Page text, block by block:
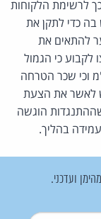
לרשימת הלקוחות
כדי לתקן את
להתאים את
לקבוע כי הגמול
₪ כולל מע"מ וכי שכר הטרחה
מע"מ. יש לאשר את הצעת
הוגשה
בהליך.
ועדכני.